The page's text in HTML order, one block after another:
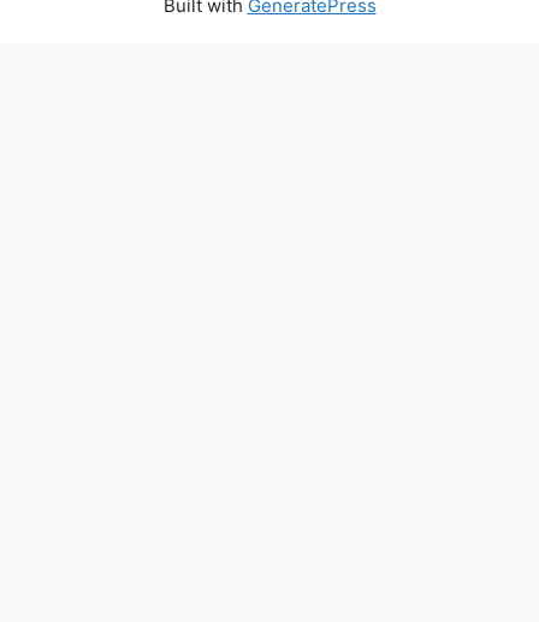
Built with GeneratePress